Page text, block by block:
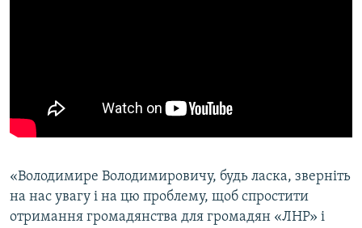
«Володимире Володимировичу, будь ласка, зверніть
на нас увагу і на цю проблему, щоб спростити
отримання громадянства для громадян «ЛНР» і